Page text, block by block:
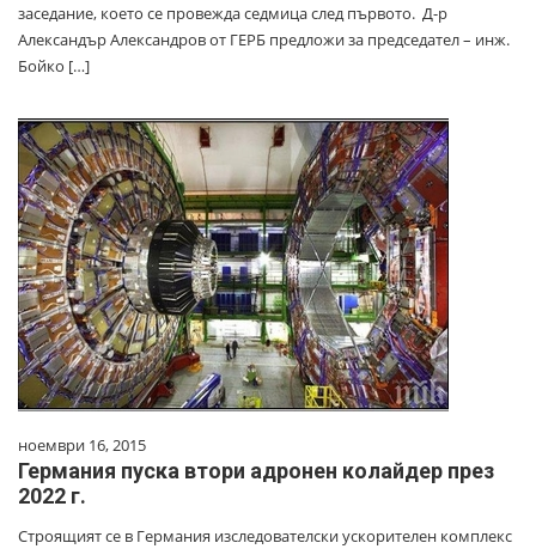
заседание, което се провежда седмица след първото. Д-р
Александър Александров от ГЕРБ предложи за председател – инж.
Бойко […]
ноември 16, 2015
Германия пуска втори адронен колайдер през
2022 г.
Строящият се в Германия изследователски ускорителен комплекс